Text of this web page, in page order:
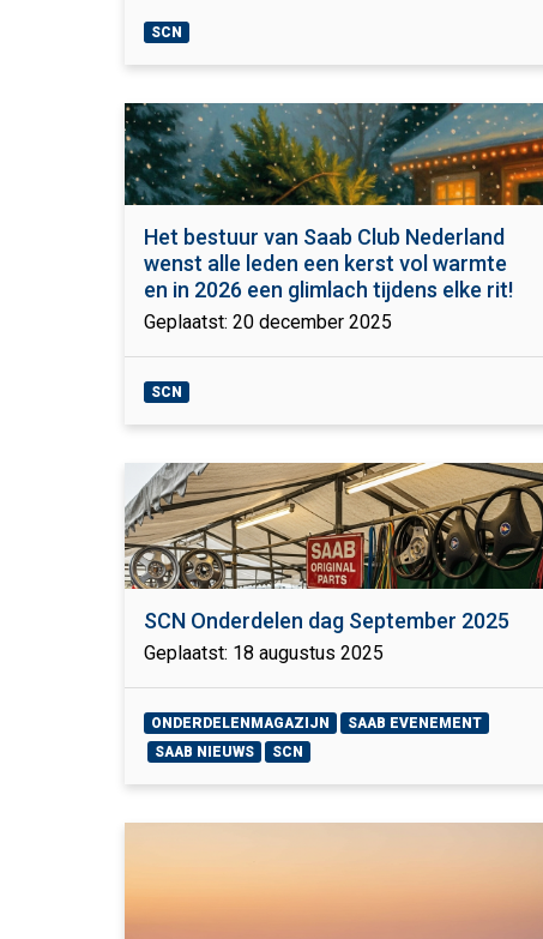
SCN
Het bestuur van Saab Club Nederland
wenst alle leden een kerst vol warmte
en in 2026 een glimlach tijdens elke rit!
Geplaatst: 20 december 2025
SCN
SCN Onderdelen dag September 2025
Geplaatst: 18 augustus 2025
ONDERDELENMAGAZIJN
SAAB EVENEMENT
SAAB NIEUWS
SCN